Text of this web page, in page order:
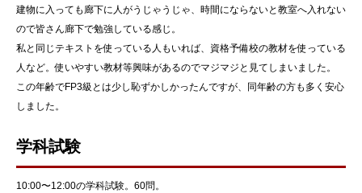
建物に入っても廊下に人がうじゃうじゃ、時間にならないと教室へ入れない
ので皆さん廊下で勉強している感じ。
私と同じテキストを使っている人もいれば、資格予備校の教材を使っている
人など。使いやすい教材等興味があるのでマジマジと見てしまいました。
この年齢でFP3級とは少し恥ずかしかったんですが、同年齢の方も多く安心
しました。
学科試験
10:00〜12:00の学科試験。60問。